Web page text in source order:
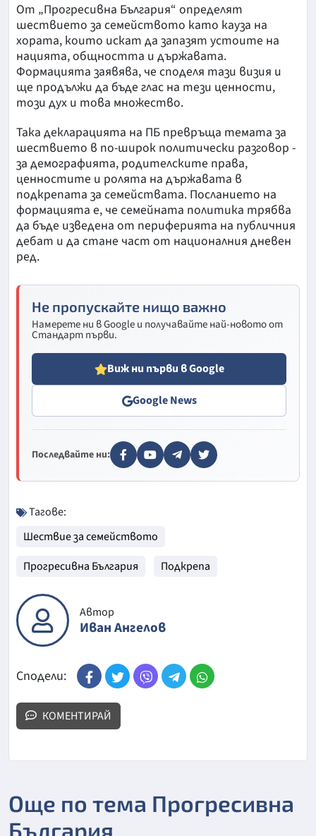
От „Прогресивна България“ определят
шествието за семейството като кауза на
хората, които искат да запазят устоите на
нацията, общността и държавата.
Формацията заявява, че споделя тази визия и
ще продължи да бъде глас на тези ценности,
този дух и това множество.
Така декларацията на ПБ превръща темата за
шествието в по-широк политически разговор -
за демографията, родителските права,
ценностите и ролята на държавата в
подкрепата за семействата. Посланието на
формацията е, че семейната политика трябва
да бъде изведена от периферията на публичния
дебат и да стане част от националния дневен
ред.
Не пропускайте нищо важно
Намерете ни в Google и получавайте най-новото от
Стандарт първи.
Виж ни първи в Google
Google News
Последвайте ни:
Тагове:
Шествие за семейството
Прогресивна България
Подкрепа
Автор
Иван Ангелов
Сподели:
КОМЕНТИРАЙ
Още по тема Прогресивна
България